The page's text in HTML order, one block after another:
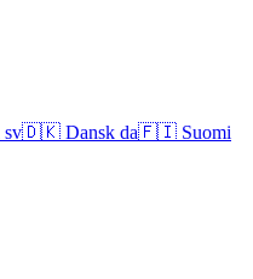
sv🇩🇰 Dansk da🇫🇮 Suomi